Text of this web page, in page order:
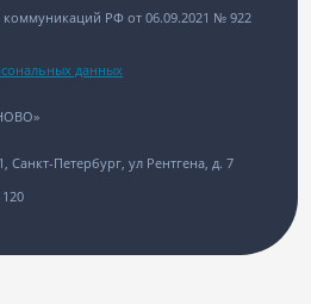
коммуникаций РФ от 06.09.2021 № 922
данных
Санкт-Петербург, ул Рентгена, д. 7